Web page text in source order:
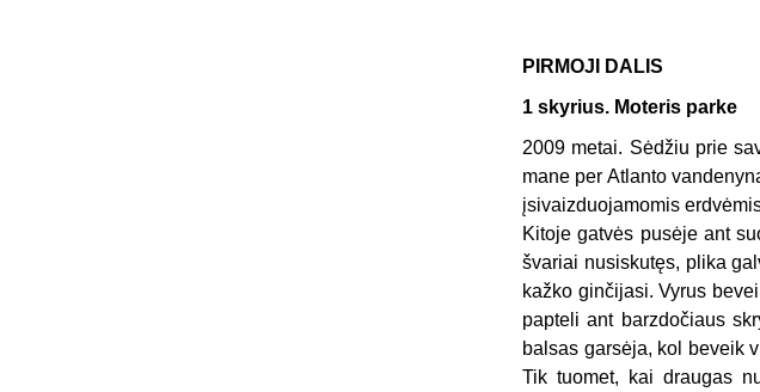
PIRMOJI DALIS
1 skyrius. Moteris parke
2009 metai. Sėdžiu prie
mane per Atlanto
įsivaizduojamomis
Kitoje gatvės pusėje ant
švariai nusiskutęs, plika
kažko ginčijasi. Vyrus
papteli ant barzdočiaus
balsas garsėja, kol beveik
Tik tuomet, kai draugas